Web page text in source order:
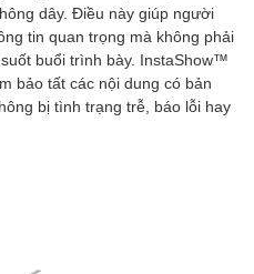
dây. Điều này giúp người
tin quan trọng mà không phải
buổi trình bày. InstaShow™
bảo tất các nội dung có bản
bị tình trạng trễ, báo lỗi hay